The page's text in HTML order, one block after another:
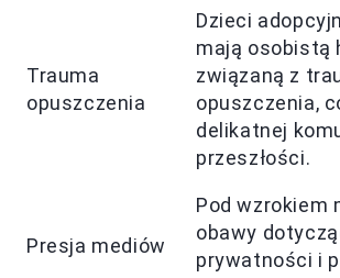
Trauma
opuszczenia
Dzieci
mają osobistą
związaną z
opuszczenia,
delikatnej
przeszłości.
Presja mediów
Pod wzrokiem
obawy
prywatności i